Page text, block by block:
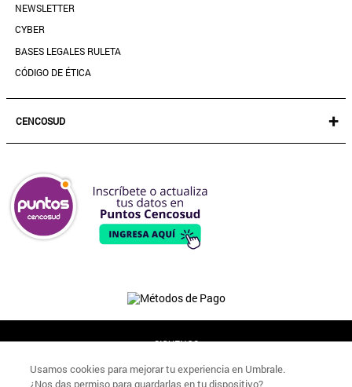
PREGUNTAS FRECUENTES
NEWSLETTER
CYBER
BASES LEGALES RULETA
CÓDIGO DE ÉTICA
CENCOSUD +
SEGURO CENCOSUD
VENTA EMPRESA
PARIS
EASY
SIGUENOS
Usamos cookies para mejorar tu experiencia en Umbrale.
¿Nos das permiso para guardarlas en tu dispositivo?